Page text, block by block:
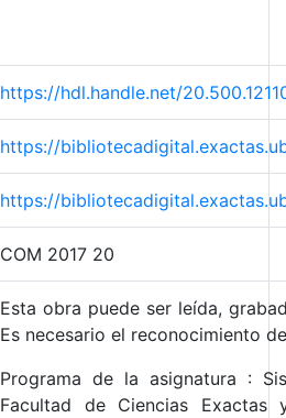
https://hdl.handle.net/
https://
https://
COM 2017 20
Esta obra puede ser leída,
Es necesario el reconocimiento
Programa de la asignatura :
Facultad de Ciencias Exactas